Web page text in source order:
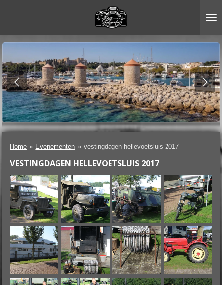
Home » Evenementen » vestingdagen hellevoetsluis 2017
VESTINGDAGEN HELLEVOETSLUIS 2017